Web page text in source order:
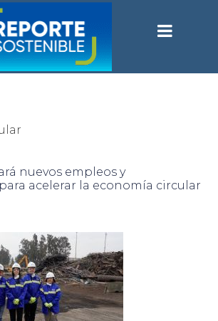
nuevos empleos y
acelerar la economía circular